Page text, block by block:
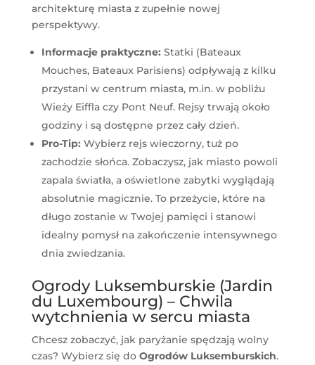
architekturę miasta z zupełnie nowej
perspektywy.
Informacje praktyczne: Statki (Bateaux
Mouches, Bateaux Parisiens) odpływają z kilku
przystani w centrum miasta, m.in. w pobliżu
Wieży Eiffla czy Pont Neuf. Rejsy trwają około
godziny i są dostępne przez cały dzień.
Pro-Tip: Wybierz rejs wieczorny, tuż po
zachodzie słońca. Zobaczysz, jak miasto powoli
zapala światła, a oświetlone zabytki wyglądają
absolutnie magicznie. To przeżycie, które na
długo zostanie w Twojej pamięci i stanowi
idealny pomysł na zakończenie intensywnego
dnia zwiedzania.
Ogrody Luksemburskie (Jardin
du Luxembourg) – Chwila
wytchnienia w sercu miasta
Chcesz zobaczyć, jak paryżanie spędzają wolny
czas? Wybierz się do Ogrodów Luksemburskich.